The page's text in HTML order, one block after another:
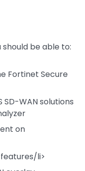
be able to:
Fortinet Secure
WAN solutions
on
li>